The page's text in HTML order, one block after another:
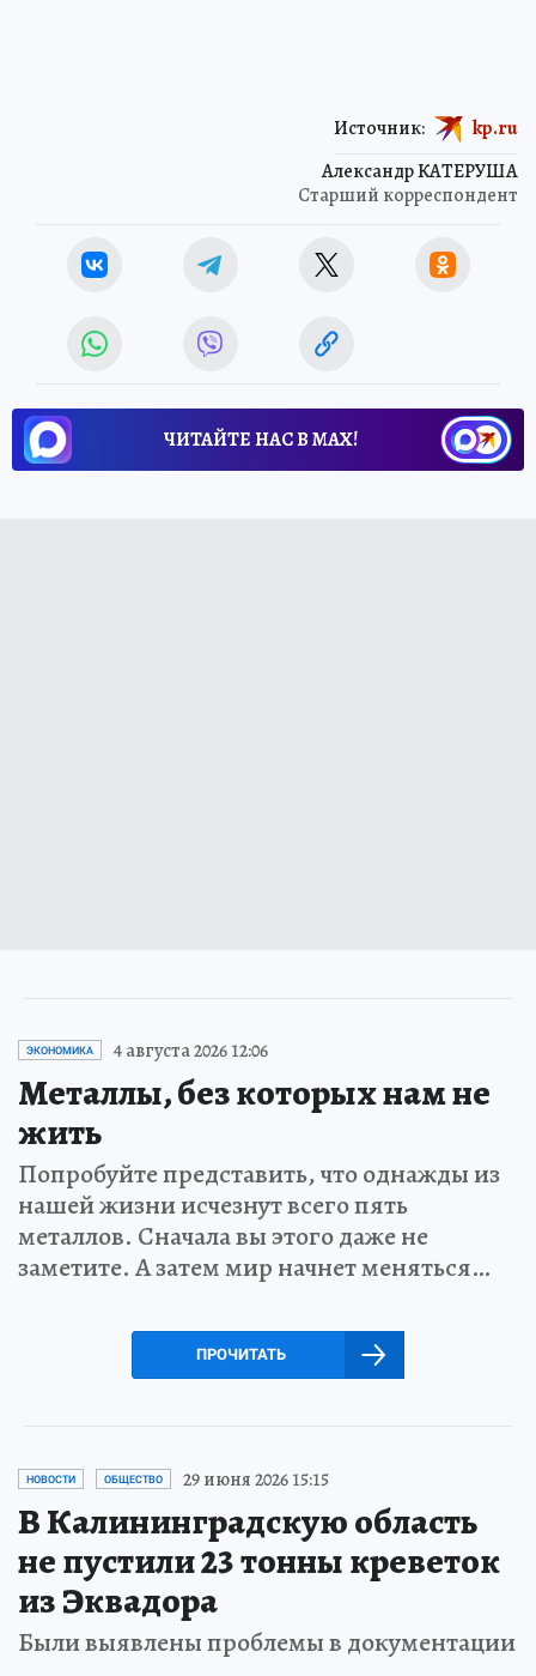
Александр КАТЕРУША
Старший корреспондент
Источник: kp.ru
ЧИТАЙТЕ НАС В МАХ!
ЭКОНОМИКА 4 августа 2026 12:06
Металлы, без которых нам не
жить
Попробуйте представить, что однажды из
нашей жизни исчезнут всего пять
металлов. Сначала вы этого даже не
заметите. А затем мир начнет меняться…
ПРОЧИТАТЬ
НОВОСТИ ОБЩЕСТВО 29 июня 2026 15:15
В Калининградскую область
не пустили 23 тонны креветок
из Эквадора
Были выявлены проблемы в документации